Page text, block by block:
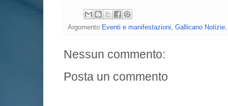
Argomento Eventi e manifestazioni Gallicano Notizie
Nessun commento:
Posta un commento